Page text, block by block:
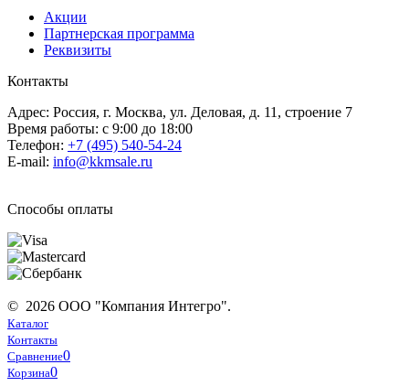
Акции
Партнерская программа
Реквизиты
Контакты
Адрес: Россия, г. Москва, ул. Деловая, д. 11, строение 7
Время работы: с 9:00 до 18:00
Телефон: +7 (495) 540-54-24
E-mail: info@kkmsale.ru
Способы оплаты
© 2026 ООО "Компания Интегро".
Каталог
Контакты
Сравнение0
Корзина0